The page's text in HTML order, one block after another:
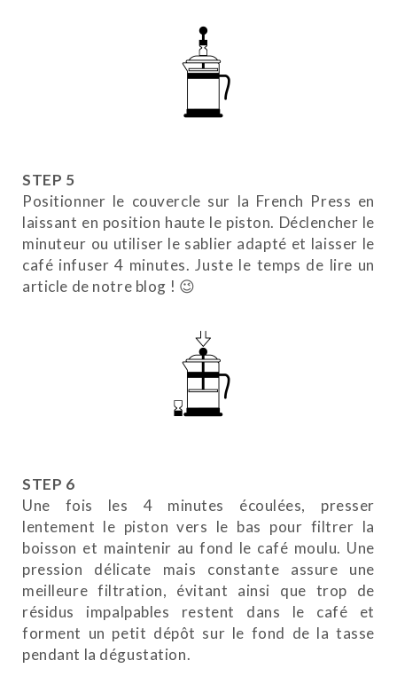
STEP 5
Positionner le couvercle sur la French Press en
laissant en position haute le piston. Déclencher le
minuteur ou utiliser le sablier adapté et laisser le
café infuser 4 minutes. Juste le temps de lire un
article de notre blog ! 😉
STEP 6
Une fois les 4 minutes écoulées, presser
lentement le piston vers le bas pour filtrer la
boisson et maintenir au fond le café moulu. Une
pression délicate mais constante assure une
meilleure filtration, évitant ainsi que trop de
résidus impalpables restent dans le café et
forment un petit dépôt sur le fond de la tasse
pendant la dégustation.